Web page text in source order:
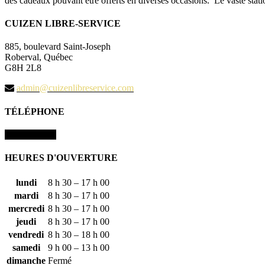
CUIZEN LIBRE-SERVICE
885, boulevard Saint-Joseph
Roberval, Québec
G8H 2L8
admin@cuizenlibreservice.com
TÉLÉPHONE
HEURES D'OUVERTURE
lundi
8 h 30 – 17 h 00
mardi
8 h 30 – 17 h 00
mercredi 8 h 30 – 17 h 00
jeudi
8 h 30 – 17 h 00
vendredi 8 h 30 – 18 h 00
samedi
9 h 00 – 13 h 00
dimanche Fermé